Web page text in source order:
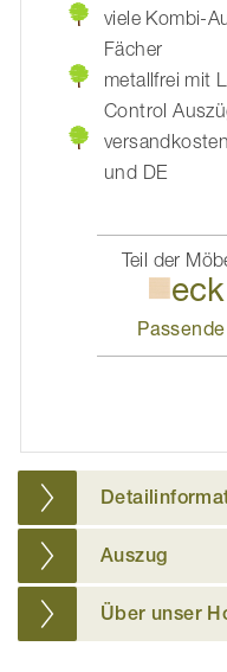
viele Kombi-
Fächer
metallfrei mit
Control
und DE
Teil der
Auszug
Über unser